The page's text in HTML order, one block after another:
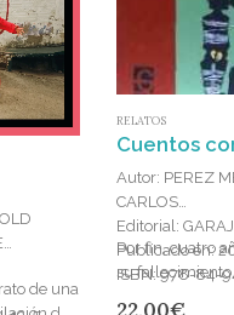
de una
RELATOS
Cuentos
Autor: PEREZ
CARLOS
Editorial:
Publicado en:
ISBN: 978-84-
Por fin, cuatro
su